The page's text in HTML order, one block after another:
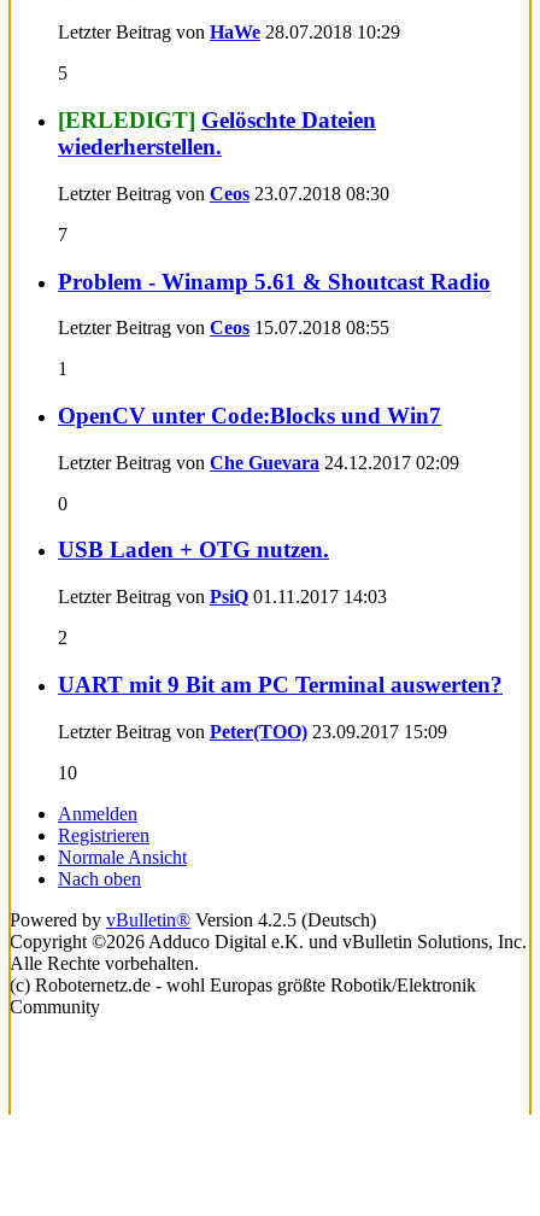
Letzter Beitrag von HaWe 28.07.2018 10:29
5
[ERLEDIGT] Gelöschte Dateien
wiederherstellen.
Letzter Beitrag von Ceos 23.07.2018 08:30
7
Problem - Winamp 5.61 & Shoutcast Radio
Letzter Beitrag von Ceos 15.07.2018 08:55
1
OpenCV unter Code:Blocks und Win7
Letzter Beitrag von Che Guevara 24.12.2017 02:09
0
USB Laden + OTG nutzen.
Letzter Beitrag von PsiQ 01.11.2017 14:03
2
UART mit 9 Bit am PC Terminal auswerten?
Letzter Beitrag von Peter(TOO) 23.09.2017 15:09
10
Anmelden
Registrieren
Normale Ansicht
Nach oben
Powered by vBulletin® Version 4.2.5 (Deutsch)
Copyright ©2026 Adduco Digital e.K. und vBulletin Solutions, Inc.
Alle Rechte vorbehalten.
(c) Roboternetz.de - wohl Europas größte Robotik/Elektronik
Community